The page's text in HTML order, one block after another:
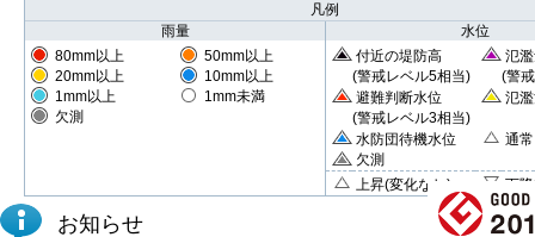
凡例
雨量
80mm以上
50mm以上
20mm以上
10mm以上
1mm以上
1mm未満
欠測
水位
付近の堤防高
(警戒レベル5相当)
氾
(警
避難判断水位
(警戒レベル3相当)
氾
水防団待機水位
通常
欠測
上昇(変化なし)
下
お知らせ